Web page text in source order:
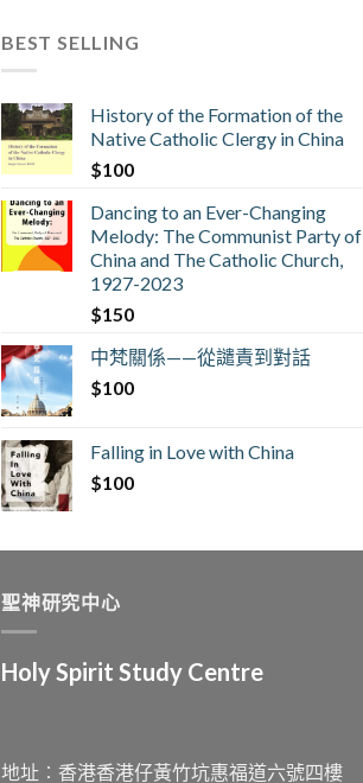
BEST SELLING
History of the Formation of the
Native Catholic Clergy in China
$100
Dancing to an Ever-Changing
Melody: The Communist Party of
China and The Catholic Church,
1927-2023
$150
中梵關係——從譴責到對話
$100
Falling in Love with China
$100
聖神研究中心
Holy Spirit Study Centre
地址︰香港香港仔黃竹坑惠福道六號四樓